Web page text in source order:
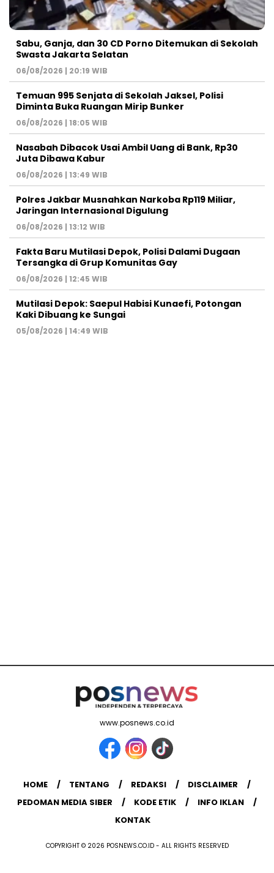
Sabu, Ganja, dan 30 CD Porno Ditemukan di Sekolah
Swasta Jakarta Selatan
06/08/2026 | 20:19 WIB
Temuan 995 Senjata di Sekolah Jaksel, Polisi
Diminta Buka Ruangan Mirip Bunker
06/08/2026 | 18:05 WIB
Nasabah Dibacok Usai Ambil Uang di Bank, Rp30
Juta Dibawa Kabur
06/08/2026 | 13:49 WIB
Polres Jakbar Musnahkan Narkoba Rp119 Miliar,
Jaringan Internasional Digulung
06/08/2026 | 13:12 WIB
Fakta Baru Mutilasi Depok, Polisi Dalami Dugaan
Tersangka di Grup Komunitas Gay
06/08/2026 | 12:45 WIB
Mutilasi Depok: Saepul Habisi Kunaefi, Potongan
Kaki Dibuang ke Sungai
05/08/2026 | 14:49 WIB
www.posnews.co.id
HOME TENTANG REDAKSI
DISCLAIMER
PEDOMAN MEDIA SIBER
KODE ETIK
INFO IKLAN
KONTAK
COPYRIGHT © 2026 POSNEWS.CO.ID - ALL RIGHTS RESERVED